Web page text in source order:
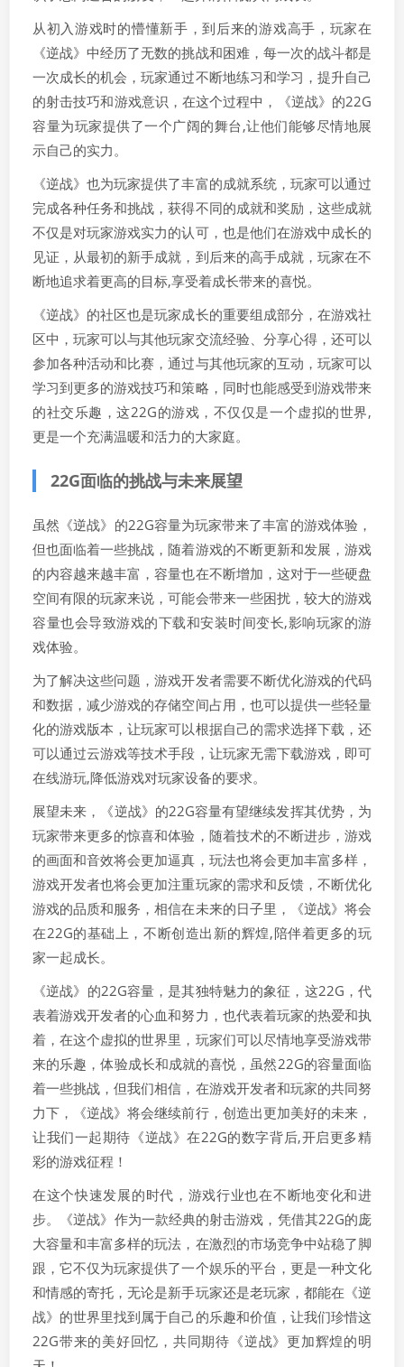
从初入游戏时的懵懂新手，到后来的游戏高手，玩家在
《逆战》中经历了无数的挑战和困难，每一次的战斗都是
一次成长的机会，玩家通过不断地练习和学习，提升自己
的射击技巧和游戏意识，在这个过程中，《逆战》的22G
容量为玩家提供了一个广阔的舞台,让他们能够尽情地展
示自己的实力。
《逆战》也为玩家提供了丰富的成就系统，玩家可以通过
完成各种任务和挑战，获得不同的成就和奖励，这些成就
不仅是对玩家游戏实力的认可，也是他们在游戏中成长的
见证，从最初的新手成就，到后来的高手成就，玩家在不
断地追求着更高的目标,享受着成长带来的喜悦。
《逆战》的社区也是玩家成长的重要组成部分，在游戏社
区中，玩家可以与其他玩家交流经验、分享心得，还可以
参加各种活动和比赛，通过与其他玩家的互动，玩家可以
学习到更多的游戏技巧和策略，同时也能感受到游戏带来
的社交乐趣，这22G的游戏，不仅仅是一个虚拟的世界,
更是一个充满温暖和活力的大家庭。
22G面临的挑战与未来展望
虽然《逆战》的22G容量为玩家带来了丰富的游戏体验，
但也面临着一些挑战，随着游戏的不断更新和发展，游戏
的内容越来越丰富，容量也在不断增加，这对于一些硬盘
空间有限的玩家来说，可能会带来一些困扰，较大的游戏
容量也会导致游戏的下载和安装时间变长,影响玩家的游
戏体验。
为了解决这些问题，游戏开发者需要不断优化游戏的代码
和数据，减少游戏的存储空间占用，也可以提供一些轻量
化的游戏版本，让玩家可以根据自己的需求选择下载，还
可以通过云游戏等技术手段，让玩家无需下载游戏，即可
在线游玩,降低游戏对玩家设备的要求。
展望未来，《逆战》的22G容量有望继续发挥其优势，为
玩家带来更多的惊喜和体验，随着技术的不断进步，游戏
的画面和音效将会更加逼真，玩法也将会更加丰富多样，
游戏开发者也将会更加注重玩家的需求和反馈，不断优化
游戏的品质和服务，相信在未来的日子里，《逆战》将会
在22G的基础上，不断创造出新的辉煌,陪伴着更多的玩
家一起成长。
《逆战》的22G容量，是其独特魅力的象征，这22G，代
表着游戏开发者的心血和努力，也代表着玩家的热爱和执
着，在这个虚拟的世界里，玩家们可以尽情地享受游戏带
来的乐趣，体验成长和成就的喜悦，虽然22G的容量面临
着一些挑战，但我们相信，在游戏开发者和玩家的共同努
力下，《逆战》将会继续前行，创造出更加美好的未来，
让我们一起期待《逆战》在22G的数字背后,开启更多精
彩的游戏征程！
在这个快速发展的时代，游戏行业也在不断地变化和进
步。《逆战》作为一款经典的射击游戏，凭借其22G的庞
大容量和丰富多样的玩法，在激烈的市场竞争中站稳了脚
跟，它不仅为玩家提供了一个娱乐的平台，更是一种文化
和情感的寄托，无论是新手玩家还是老玩家，都能在《逆
战》的世界里找到属于自己的乐趣和价值，让我们珍惜这
22G带来的美好回忆，共同期待《逆战》更加辉煌的明